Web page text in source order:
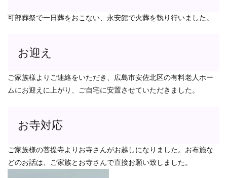
可部葬祭で一日葬をおこない、永安館で火葬を執り行いました。
お迎え
ご家族様よりご連絡をいただき、広島市安佐北区の有料老人ホー
ムにお迎えに上がり、ご自宅に安置させていただきました。
お寺対応
ご家族様の菩提寺よりお寺さんがお越しになりました。お布施な
どのお話は、ご家族とお寺さんで直接お願い致しました。